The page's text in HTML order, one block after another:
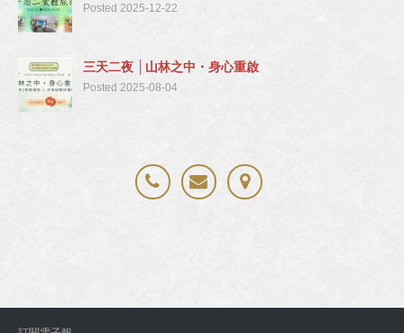
Posted 2025-12-22
三天二夜 │山林之中・身心重啟
Posted 2025-08-04